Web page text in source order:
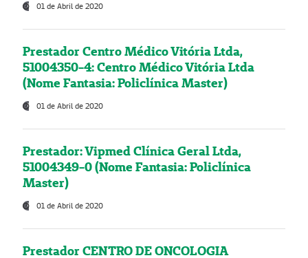
01 de Abril de 2020
Prestador Centro Médico Vitória Ltda,
51004350-4: Centro Médico Vitória Ltda
(Nome Fantasia: Policlínica Master)
01 de Abril de 2020
Prestador: Vipmed Clínica Geral Ltda,
51004349-0 (Nome Fantasia: Policlínica
Master)
01 de Abril de 2020
Prestador CENTRO DE ONCOLOGIA